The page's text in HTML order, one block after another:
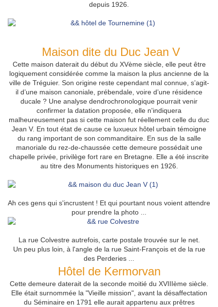
depuis 1926.
Maison dite du Duc Jean V
Cette maison daterait du début du XVème siècle, elle peut être
logiquement considérée comme la maison la plus ancienne de la
ville de Tréguier. Son origine reste cependant mal connue, s’agit-
il d’une maison canoniale, prébendale, voire d’une résidence
ducale ? Une analyse dendrochronologique pourrait venir
confirmer la datation proposée, elle n'indiquera
malheureusement pas si cette maison fut réellement celle du duc
Jean V. En tout état de cause ce luxueux hôtel urbain témoigne
du rang important de son commanditaire. En sus de la salle
manoriale du rez-de-chaussée cette demeure possédait une
chapelle privée, privilège fort rare en Bretagne. Elle a été inscrite
au titre des Monuments historiques en 1926.
Ah ces gens qui s'incrustent ! Et qui pourtant nous voient attendre
pour prendre la photo ...
La rue Colvestre autrefois, carte postale trouvée sur le net.
Un peu plus loin, à l'angle de la rue Saint-François et de la rue
des Perderies ...
Hôtel de Kermorvan
Cette demeure daterait de la seconde moitié du XVIIIème siècle.
Elleétait surnommée la "Vieille mission", avant la désaffectation
du Séminaireen 1791 elle aurait appartenu aux prêtres